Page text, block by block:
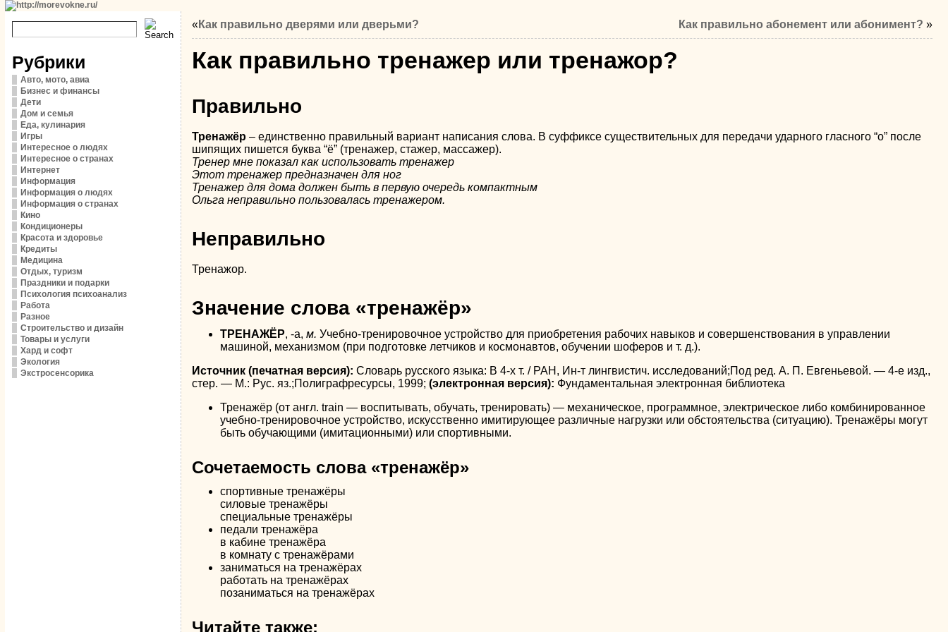
Рубрики
Авто, мото, авиа
Бизнес и финансы
Дети
Дом и семья
Еда, кулинария
Игры
Интересное о людях
Интересное о странах
Интернет
Информация
Информация о людях
Информация о странах
Кино
Кондиционеры
Красота и здоровье
Кредиты
Медицина
Отдых, туризм
Праздники и подарки
Психология психоанализ
Работа
Разное
Строительство и дизайн
Товары и услуги
Хард и софт
Экология
Экстросенсорика
«Как правильно дверями или дверьми? Как правильно абонемент или абонимент? »
Как правильно тренажер или тренажор?
Правильно
Тренажёр– единственно правильный вариант написания слова. В суффиксе существительных для передачи ударного гласного “о” после
шипящих пишется буква “ё” (тренажер, стажер, массажер).
Тренер мне показал как использовать тренажер
Этот тренажер предназначен для ног
Тренажер для дома должен быть в первую очередь компактным
Ольга неправильно пользовалась тренажером.
Неправильно
Тренажор.
Значение слова «тренажёр»
ТРЕНАЖЁР, -а, м. Учебно-тренировочное устройство для приобретения рабочих навыков и совершенствования в управлении
машиной, механизмом (при подготовке летчиков и космонавтов, обучении шоферов и т. д.).
Источник (печатная версия): Словарь русского языка: В 4-х т. / РАН, Ин-т лингвистич. исследований;Под ред. А. П. Евгеньевой. — 4-е изд.,
стер. — М.: Рус. яз.;Полиграфресурсы, 1999; (электронная версия): Фундаментальная электронная библиотека
Тренажёр (от англ. train — воспитывать, обучать, тренировать) — механическое, программное, электрическое либо комбинированное
учебно-тренировочное устройство, искусственно имитирующее различные нагрузки или обстоятельства (ситуацию). Тренажёры могут
быть обучающими (имитационными) или спортивными.
Сочетаемость слова «тренажёр»
спортивные тренажёры
силовые тренажёры
специальные тренажёры
педали тренажёра
в кабине тренажёра
в комнату с тренажёрами
заниматься на тренажёрах
работать на тренажёрах
позаниматься на тренажёрах
Читайте также: